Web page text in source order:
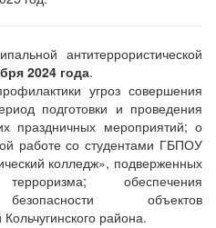
антитеррористической
2024 года.
угроз совершения
подготовки и проведения
праздничных мероприятий; о
работе со студентами ГБПОУ
колледж», подверженных
обеспечения
безопасности объектов
района.